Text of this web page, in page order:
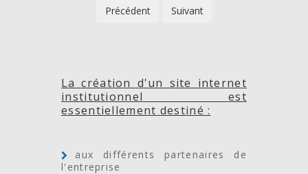
Carole
Précédent Suivant
La création d'un site internet
institutionnel est
essentiellement destiné :
aux différents partenaires de
l'entreprise